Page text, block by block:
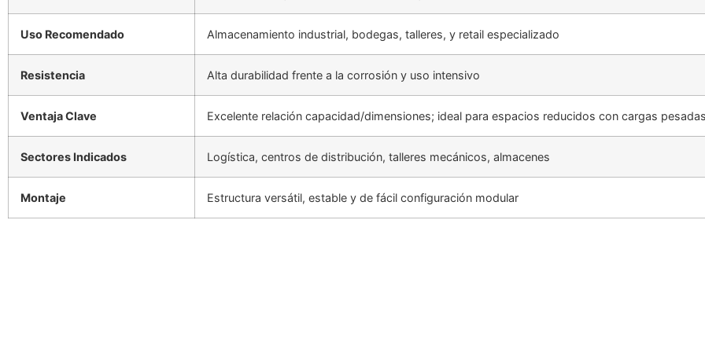
Uso Recomendado Almacenamiento industrial, bodegas, talleres, y retail especializado
Resistencia Alta durabilidad frente a la corrosión y uso intensivo
Ventaja Clave Excelente relación capacidad/dimensiones; ideal para espacios reducidos con cargas
Sectores Indicados Logística, centros de distribución, talleres mecánicos, almacenes
Montaje Estructura versátil, estable y de fácil configuración modular